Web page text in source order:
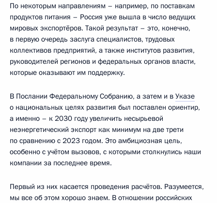
По некоторым направлениям – например, по поставкам
продуктов питания – Россия уже вышла в число ведущих
мировых экспортёров. Такой результат – это, конечно,
в первую очередь заслуга специалистов, трудовых
коллективов предприятий, а также институтов развития,
руководителей регионов и федеральных органов власти,
которые оказывают им поддержку.
В Послании Федеральному Собранию, а затем и в Указе
о национальных целях развития был поставлен ориентир,
а именно – к 2030 году увеличить несырьевой
неэнергетический экспорт как минимум на две трети
по сравнению с 2023 годом. Это амбициозная цель,
особенно с учётом вызовов, с которыми столкнулись наши
компании за последнее время.
Первый из них касается проведения расчётов. Разумеется,
мы все об этом хорошо знаем. В отношении российских